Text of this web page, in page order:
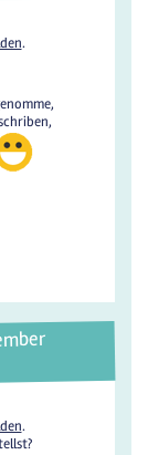
.
.